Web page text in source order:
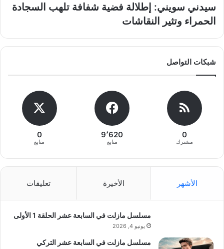
سيدني سويني: إطلالة فضية شفافة تلهب السجادة
الحمراء وتثير النقاشات
شبكات التواصل
0
مشترك
9٬620
متابع
0
متابع
الأشهر الأخيرة تعليقات
مسلسل مازلت في السابعة عشر الحلقة 1 الأولى
يونيو 4, 2026
مسلسل مازلت في السابعة عشر التركي